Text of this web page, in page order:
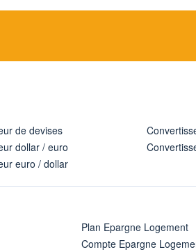
de devises
dollar / euro
euro / dollar
Plan Epargne Logement
Compte Epargne